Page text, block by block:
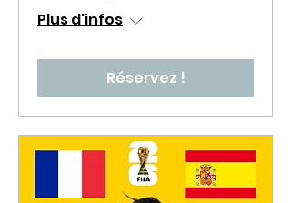
Plus d'infos
Réservez !